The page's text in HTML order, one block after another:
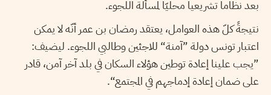
بعد نظاما تشريعيا محليّا لمسألة اللجوء.
نتيجةً كلّ هذه العوامل، يعتقد رمضان بن عمر أنّه لا يمكن
اعتبار تونس دولة ”آمنة“ للاجئين وطالبي اللجوء. ليضيف:
”يجب علينا إعادة توطين هؤلاء السكان في بلد آخر آمن، قادر
على ضمان إعادة إدماجهم في المجتمع“.